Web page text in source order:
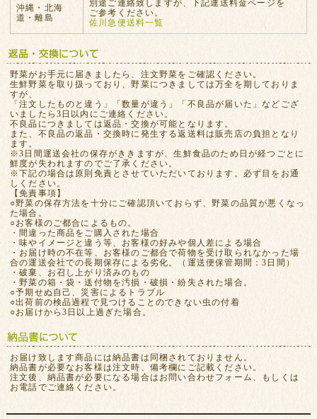
沖縄・北海
道・離島
別途ご連絡致しますが、下記運送料金ページを
ご参考ください。
佐川急便送料一覧
野菜がお手元に届きましたら、注文野菜をご確認ください。
生鮮野菜を取り扱っており、野菜につきましては万全を期しておりま
すが、
「注文したものと違う」「数量が違う」「不良品が届いた」などござ
いましたら3日以内にご連絡ください。
不良品につきましては返品・交換が可能となります。
また、不良品の返品・交換時に発生する返送料は販売店の負担となり
ます。
※3日間運送会社の保存がききますが、生鮮食品のため日が経つごとに
鮮度が失われますのでご了承ください。
※下記の場合は原則免責とさせていただいております。必ず目をお通
しください。
【免責事項】
○野菜の保存方法を十分にご確認頂いておらず、野菜の品質が悪くなっ
た場合。
○お客様のご都合によるもの。
・間違った商品をご購入された場合
・味やイメージと違う等、お客様の好みや個人差による場合
・お届け時の不在等、お客様のご都合で荷物を受け取られなかった場
合の運送会社での長期保存による劣化。（運送便保管期間：3日間）
・破棄、お召し上がり済みのもの
・野菜の箱・袋・送付物を汚損・破損・紛失された場合。
○予期せぬ自己、災害によるトラブル
○出荷前の検品過程で見つけることのできない虫の付着
○お届けから3日以上過ぎた場合。
お届け致します商品には納品書は同梱されておりません。
納品書が必要なお客様は注文時、備考欄にご記載ください。
注文後、納品書が必要になる場合はお問い合わせフォーム、もしくは
お電話でご連絡ください。